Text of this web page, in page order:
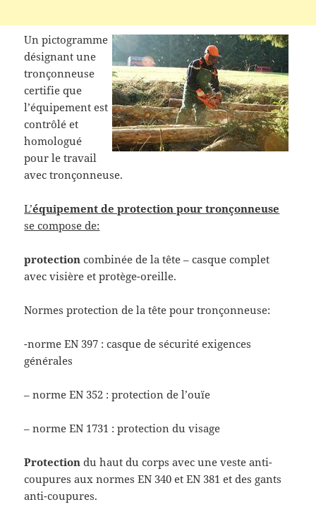
Un pictogramme
désignant une
tronçonneuse
certifie que
l’équipement est
contrôlé et
homologué
pour le travail
avec tronçonneuse.
L’équipement de protection pour tronçonneuse
se compose de:
protectioncombinée de la tête – casque complet
avec visière et protège-oreille.
Normes protection de la tête pour tronçonneuse:
-norme EN 397 : casque de sécurité exigences
générales
– norme EN 352 : protection de l’ouïe
– norme EN 1731 : protection du visage
Protection du haut du corps avec une veste anti-
coupures aux normes EN 340 et EN 381 et des gants
anti-coupures.